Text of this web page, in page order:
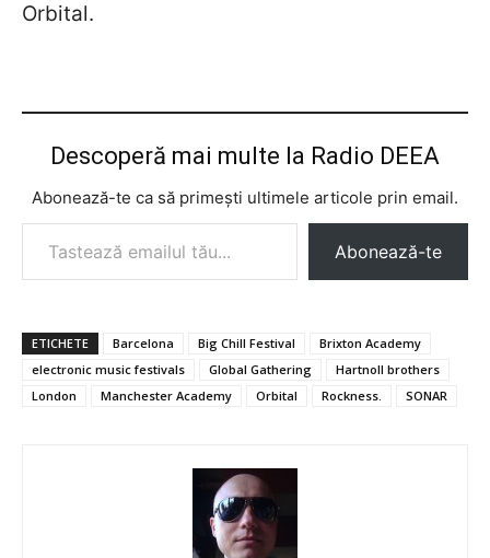
Orbital.
Descoperă mai multe la Radio DEEA
Abonează-te ca să primești ultimele articole prin email.
Tastează emailul tău...
Abonează-te
ETICHETE Barcelona Big Chill Festival
Brixton Academy
electronic music festivals
Global Gathering
Hartnoll brothers
London
Manchester Academy Orbital Rockness. SONAR